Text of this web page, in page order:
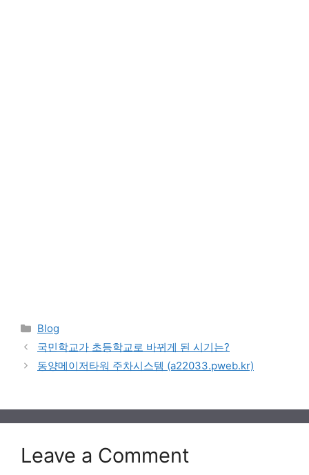
Categories
Blog
국민학교가 초등학교로 바뀌게 된 시기는?
동양메이저타워 주차시스템 (a22033.pweb.kr)
Leave a Comment